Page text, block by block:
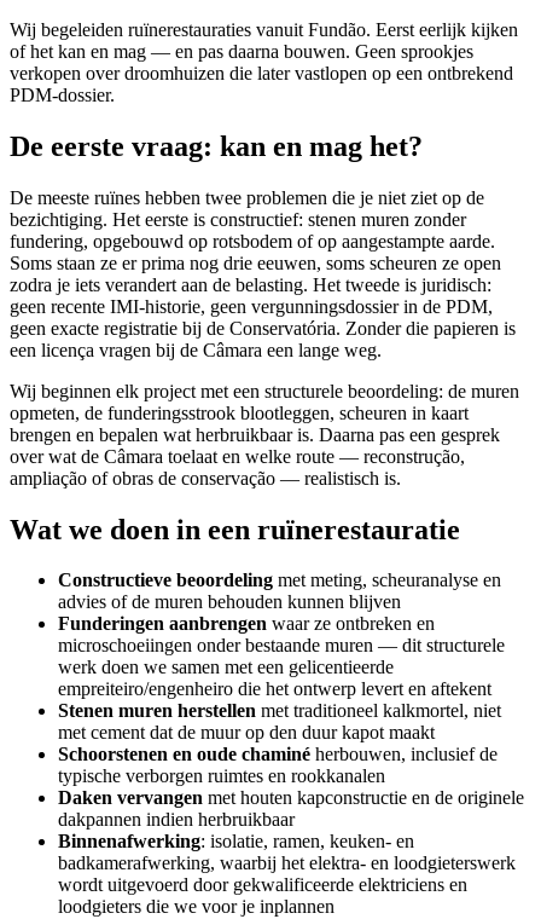
Wij begeleiden ruïnerestauraties vanuit Fundão. Eerst eerlijk kijken
of het kan en mag — en pas daarna bouwen. Geen sprookjes
verkopen over droomhuizen die later vastlopen op een ontbrekend
PDM-dossier.
De eerste vraag: kan en mag het?
De meeste ruïnes hebben twee problemen die je niet ziet op de
bezichtiging. Het eerste is constructief: stenen muren zonder
fundering, opgebouwd op rotsbodem of op aangestampte aarde.
Soms staan ze er prima nog drie eeuwen, soms scheuren ze open
zodra je iets verandert aan de belasting. Het tweede is juridisch:
geen recente IMI-historie, geen vergunningsdossier in de PDM,
geen exacte registratie bij de Conservatória. Zonder die papieren is
een licença vragen bij de Câmara een lange weg.
Wij beginnen elk project met een structurele beoordeling: de muren
opmeten, de funderingsstrook blootleggen, scheuren in kaart
brengen en bepalen wat herbruikbaar is. Daarna pas een gesprek
over wat de Câmara toelaat en welke route — reconstrução,
ampliação of obras de conservação — realistisch is.
Wat we doen in een ruïnerestauratie
Constructieve beoordeling met meting, scheuranalyse en
advies of de muren behouden kunnen blijven
Funderingen aanbrengen waar ze ontbreken en
microschoeiingen onder bestaande muren — dit structurele
werk doen we samen met een gelicentieerde
empreiteiro/engenheiro die het ontwerp levert en aftekent
Stenen muren herstellen met traditioneel kalkmortel, niet
met cement dat de muur op den duur kapot maakt
Schoorstenen en oude chaminé herbouwen, inclusief de
typische verborgen ruimtes en rookkanalen
Daken vervangen met houten kapconstructie en de originele
dakpannen indien herbruikbaar
Binnenafwerking: isolatie, ramen, keuken- en
badkamerafwerking, waarbij het elektra- en loodgieterswerk
wordt uitgevoerd door gekwalificeerde elektriciens en
loodgieters die we voor je inplannen